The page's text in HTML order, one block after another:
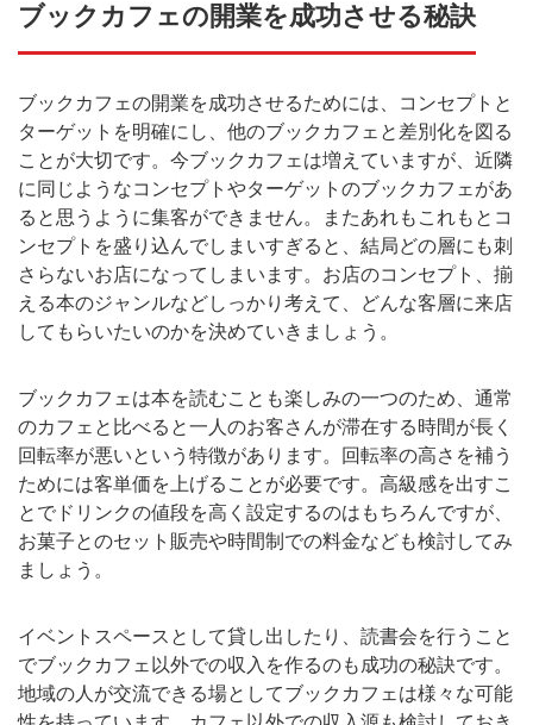
ブックカフェの開業を成功させる秘訣
ブックカフェの開業を成功させるためには、コンセプトと
ターゲットを明確にし、他のブックカフェと差別化を図る
ことが大切です。今ブックカフェは増えていますが、近隣
に同じようなコンセプトやターゲットのブックカフェがあ
ると思うように集客ができません。またあれもこれもとコ
ンセプトを盛り込んでしまいすぎると、結局どの層にも刺
さらないお店になってしまいます。お店のコンセプト、揃
える本のジャンルなどしっかり考えて、どんな客層に来店
してもらいたいのかを決めていきましょう。
ブックカフェは本を読むことも楽しみの一つのため、通常
のカフェと比べると一人のお客さんが滞在する時間が長く
回転率が悪いという特徴があります。回転率の高さを補う
ためには客単価を上げることが必要です。高級感を出すこ
とでドリンクの値段を高く設定するのはもちろんですが、
お菓子とのセット販売や時間制での料金なども検討してみ
ましょう。
イベントスペースとして貸し出したり、読書会を行うこと
でブックカフェ以外での収入を作るのも成功の秘訣です。
地域の人が交流できる場としてブックカフェは様々な可能